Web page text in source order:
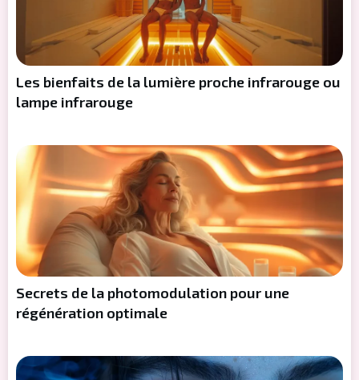
Les bienfaits de la lumière proche infrarouge ou
lampe infrarouge
Secrets de la photomodulation pour une
régénération optimale